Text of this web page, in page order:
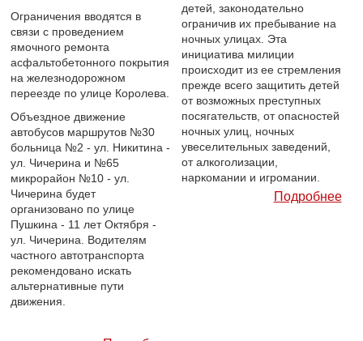
Ограничения вводятся в
связи с проведением
ямочного ремонта
асфальтобетонного покрытия
на железнодорожном
переезде по улице Королева.
Объездное движение
автобусов маршрутов №30
больница №2 - ул. Никитина -
ул. Чичерина и №65
микрорайон №10 - ул.
Чичерина будет
организовано по улице
Пушкина - 11 лет Октября -
ул. Чичерина. Водителям
частного автотранспорта
рекомендовано искать
альтернативные пути
движения.
детей, законодательно
ограничив их пребывание на
ночных улицах. Эта
инициатива милиции
происходит из ее стремления
прежде всего защитить детей
от возможных преступных
посягательств, от опасностей
ночных улиц, ночных
увеселительных заведений,
от алкоголизации,
наркомании и игромании.
Подробнее